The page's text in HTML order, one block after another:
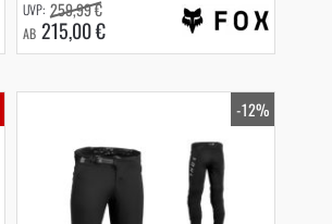
AB 215,00 €
259,99 €
-12%